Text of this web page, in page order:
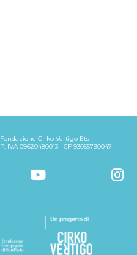
Fondazione Cirko Vertigo Ets
P. IVA 09620480013 | CF 93055790047